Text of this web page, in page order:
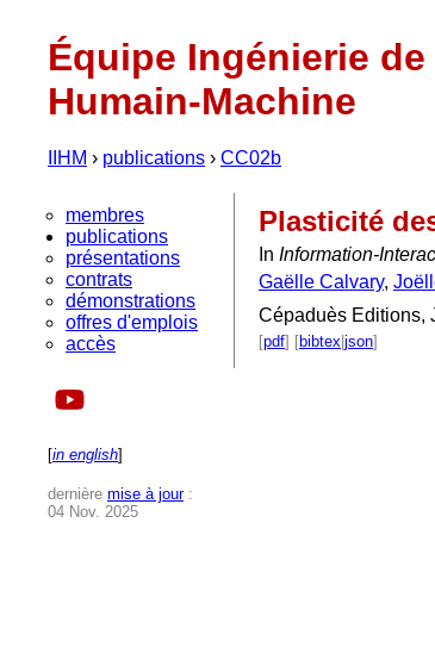
Équipe Ingénierie
Humain-Machine
IIHM › publications › CC02b
membres
publications
présentations
contrats
démonstrations
offres d'emplois
accès
[in english]
dernière mise à jour:
04 Nov. 2025
Plasticité
In Information-
Gaëlle Calvary,
Cépaduès Editions,
[pdf] [bibtex json]